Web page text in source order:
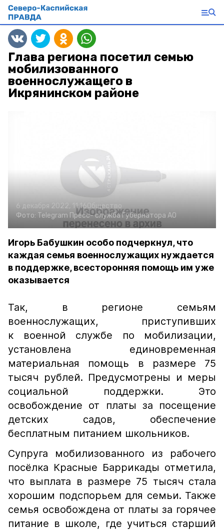
Глава региона посетил семью
мобилизованного
военнослужащего в
Икрянинском районе
6 декабря 2022, 11:16Общество
Фото: Telegram Пресс- служба Губернатора АО
Игорь Бабушкин особо подчеркнул, что
каждая семья военнослужащих нуждается
в поддержке, всесторонняя помощь им уже
оказывается
Так, в регионе семьям
военнослужащих, приступивших
к военной службе по мобилизации,
установлена единовременная
материальная помощь в размере 75
тысяч рублей. Предусмотрены и меры
социальной поддержки. Это
освобождение от платы за посещение
детских садов, обеспечение
бесплатным питанием школьников.
Супруга мобилизованного из рабочего
посёлка Красные Баррикады отметила,
что выплата в размере 75 тысяч стала
хорошим подспорьем для семьи. Также
семья освобождена от платы за горячее
питание в школе, где учиться старший